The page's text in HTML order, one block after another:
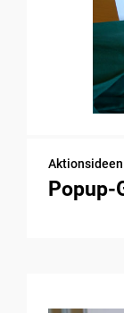
Aktionsideen
Popup-